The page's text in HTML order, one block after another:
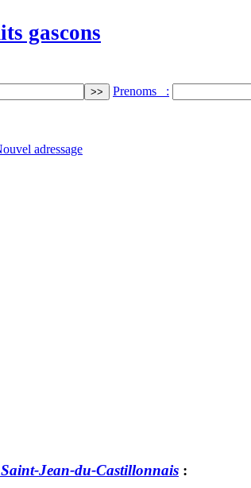
gascons
Prenoms :
adressage
Saint-Jean-du-Castillonnais :